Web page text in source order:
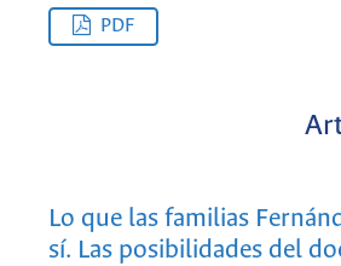
PDF
Lo que las familias
sí. Las posibilidades del